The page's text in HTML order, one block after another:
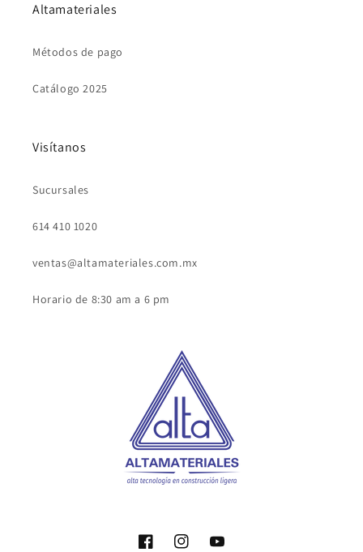
Altamateriales
Métodos de pago
Catálogo 2025
Visítanos
Sucursales
614 410 1020
ventas@altamateriales.com.mx
Horario de 8:30 am a 6 pm